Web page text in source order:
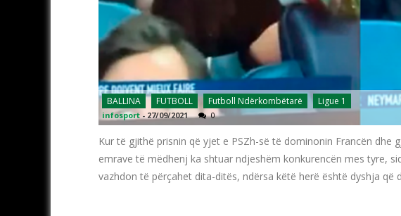
BALLINA FUTBOLL Futboll Ndërkombëtarë Ligue 1
infosport - 27/09/2021 0
Kur të gjithë prisnin që yjet e PSZh-së të dominonin Francën dhe
emrave të mëdhenj ka shtuar ndjeshëm konkurencën mes tyre,
vazhdon të përçahet dita-ditës, ndërsa këtë herë është dyshja që